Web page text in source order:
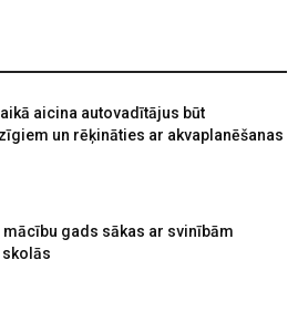
aicina autovadītājus būt
un rēķināties ar akvaplanēšanas
gads sākas ar svinībām